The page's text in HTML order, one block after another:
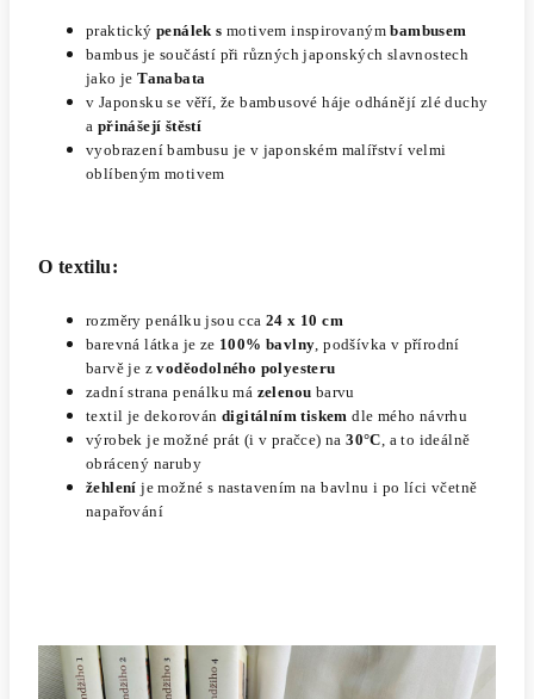
praktický penálek s motivem inspirovanýmbambusem
bambus je součástí při různých japonských slavnostech
jako jeTanabata
v Japonsku se věří, že bambusové háje odhánějí zlé duchy
a přinášejí štěstí
vyobrazení bambusu je v japonském malířství velmi
oblíbeným motivem
O textilu:
rozměry penálku jsou cca 24 x 10 cm
barevná látka je ze 100% bavlny, podšívka v přírodní
barvě je zvoděodolného polyesteru
zadní strana penálku má zelenou barvu
textil je dekorován digitálním tiskem dle mého návrhu
výrobek je možné prát (i v pračce) na30°C, a to ideálně
obrácený naruby
žehlení je možné s nastavením na bavlnu i po líci včetně
napařování